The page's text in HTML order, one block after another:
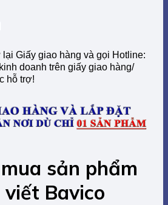
Giấy giao hàng và gọi Hotline:
doanh trên giấy giao hàng/
hỗ trợ!
sản phẩm
Bavico